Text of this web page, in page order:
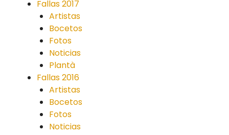
Fallas 2017
Artistas
Bocetos
Fotos
Noticias
Plantà
Fallas 2016
Artistas
Bocetos
Fotos
Noticias